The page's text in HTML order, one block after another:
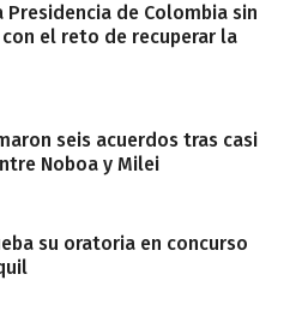
Presidencia de Colombia sin
el reto de recuperar la
seis acuerdos tras casi
Noboa y Milei
su oratoria en concurso